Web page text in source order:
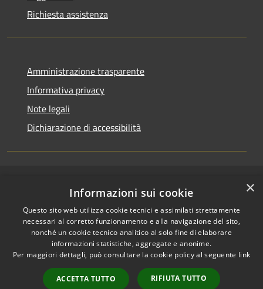
Richiesta assistenza
Amministrazione trasparente
Informativa privacy
Note legali
Dichiarazione di accessibilità
Privacy
Cookie
Mappa del sito
Permessi web -
dipendenti
Copyright © 2026 • Comune di
Casirate d'Adda • Powered by
Municipium•Accesso
redazione
×
Informazioni sui cookie
Questo sito web utilizza cookie tecnici e assimilati strettamente
necessari al corretto funzionamento e alla navigazione del sito,
nonché un cookie tecnico analitico al solo fine di elaborare
informazioni statistiche, aggregate e anonime.
Per maggiori dettagli, può consultare la cookie policy al seguente link
ACCETTA TUTTO RIFIUTA TUTTO